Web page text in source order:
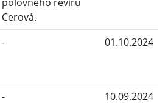
Cerová.
- 01.10.2024
- 10.09.2024